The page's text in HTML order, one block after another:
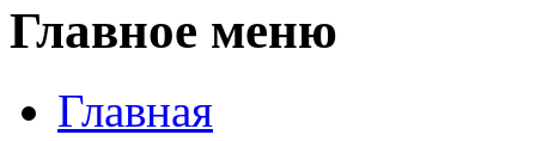
Главное меню
Главная